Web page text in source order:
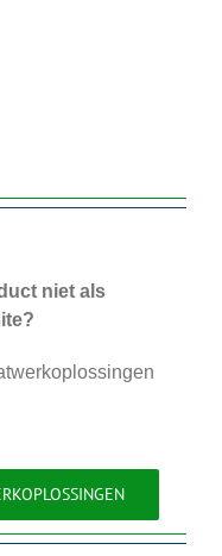
niet als